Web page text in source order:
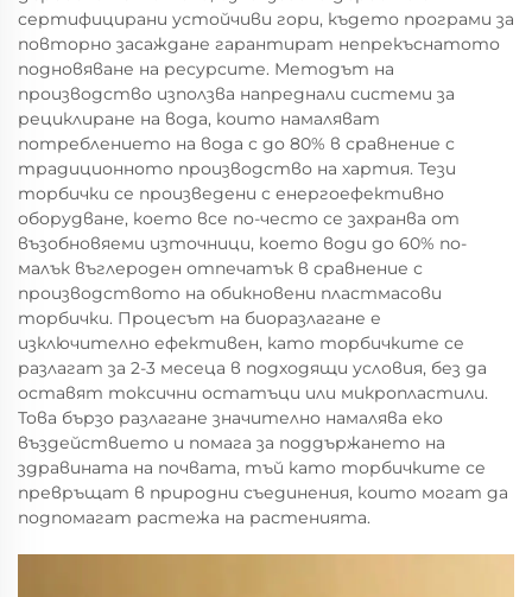
сертифицирани устойчиви гори, където програми за
повторно засаждане гарантират непрекъснатото
подновяване на ресурсите. Методът на
производство използва напреднали системи за
рециклиране на вода, които намаляват
потреблението на вода с до 80% в сравнение с
традиционното производство на хартия. Тези
торбички се произведени с енергоефективно
оборудване, което все по-често се захранва от
възобновяеми източници, което води до 60% по-
малък въглероден отпечатък в сравнение с
производството на обикновени пластмасови
торбички. Процесът на биоразлагане е
изключително ефективен, като торбичките се
разлагат за 2-3 месеца в подходящи условия, без да
оставят токсични остатъци или микропластили.
Това бързо разлагане значително намалява еко
въздействието и помага за поддържането на
здравината на почвата, тъй като торбичките се
превръщат в природни съединения, които могат да
подпомагат растежа на растенията.